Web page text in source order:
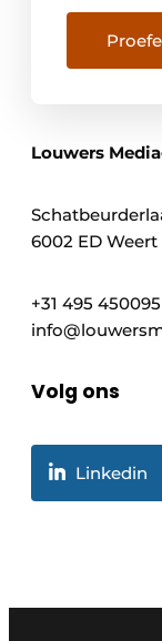
Louwers
6002 ED Weert
+31 495 450095
Volg ons
Linkedin